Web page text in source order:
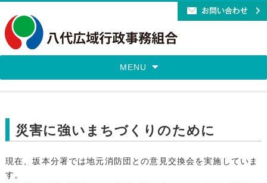
MENU
災害に強いまちづくりのために
現在、坂本分署では地元消防団との意見交換会を実施していま
す。